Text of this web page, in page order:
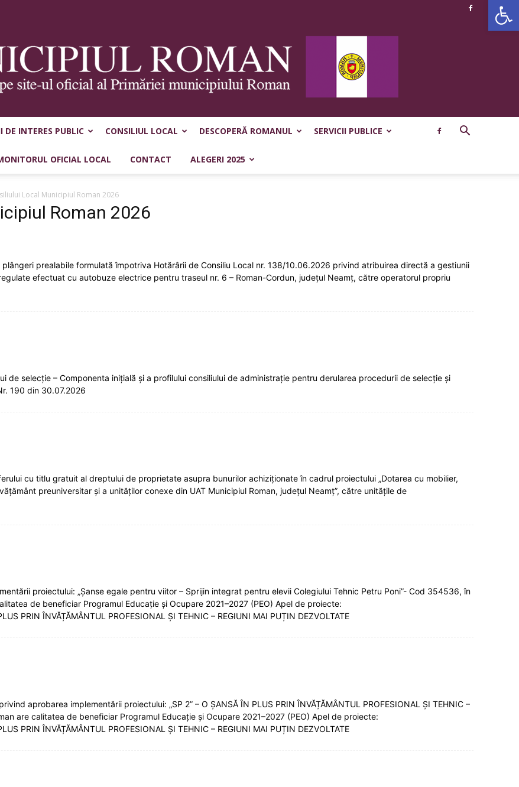
Municipiul
DE INTERES PUBLIC CONSILIUL LOCAL DESCOPERĂ ROMANUL SERVICII PUBLICE
OFICIAL LOCAL CONTACT ALEGERI 2025
Local Municipiul Roman 2026
Roman 2026
plângeri prealabile formulată împotriva Hotărârii de Consiliu Local nr. 138/10.06.2026 privind atribuirea directă a gestiunii
efectuat cu autobuze electrice pentru traseul nr. 6 – Roman-Cordun, județul Neamț, către operatorul propriu
de selecție – Componenta inițială și a profilului consiliului de administrație pentru derularea procedurii de selecție și
190 din 30.07.2026
cu titlu gratuit al dreptului de proprietate asupra bunurilor achiziționate în cadrul proiectului „Dotarea cu mobilier,
preuniversitar și a unităților conexe din UAT Municipiul Roman, județul Neamț”, către unitățile de
proiectului: „Șanse egale pentru viitor – Sprijin integrat pentru elevii Colegiului Tehnic Petru Poni”- Cod 354536, în
de beneficiar Programul Educație și Ocupare 2021–2027 (PEO) Apel de proiecte:
PRIN ÎNVĂȚĂMÂNTUL PROFESIONAL ȘI TEHNIC – REGIUNI MAI PUȚIN DEZVOLTATE
aprobarea implementării proiectului: „SP 2” – O ȘANSĂ ÎN PLUS PRIN ÎNVĂȚĂMÂNTUL PROFESIONAL ȘI TEHNIC –
are calitatea de beneficiar Programul Educație și Ocupare 2021–2027 (PEO) Apel de proiecte:
PRIN ÎNVĂȚĂMÂNTUL PROFESIONAL ȘI TEHNIC – REGIUNI MAI PUȚIN DEZVOLTATE